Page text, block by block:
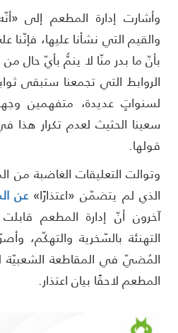
إدارة المطعم إلى «أنّه
التي نشأنا عليها، فإنّنا
ما بدر منّا لا ينمُّ بأيّ حال من
التي تجمعنا ستبقى ثوابت
عديدة، متفهمين وجهة
الحثيث لعدم تكرار هذا في
التعليقات الغاضبة من
لم يتضمّن «اعتذارًا»عن
أنّ إدارة المطعم قابلت
بالسّخرية والتهكّم، وأصرّت
في المقاطعة الشعبيّة
لاحقًا بيان اعتذار.